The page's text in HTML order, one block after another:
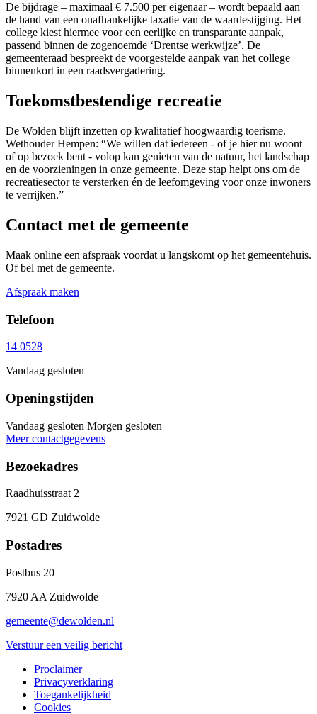
De bijdrage – maximaal € 7.500 per eigenaar – wordt bepaald aan
de hand van een onafhankelijke taxatie van de waardestijging. Het
college kiest hiermee voor een eerlijke en transparante aanpak,
passend binnen de zogenoemde ‘Drentse werkwijze’. De
gemeenteraad bespreekt de voorgestelde aanpak van het college
binnenkort in een raadsvergadering.
Toekomstbestendige recreatie
De Wolden blijft inzetten op kwalitatief hoogwaardig toerisme.
Wethouder Hempen: “We willen dat iedereen - of je hier nu woont
of op bezoek bent - volop kan genieten van de natuur, het landschap
en de voorzieningen in onze gemeente. Deze stap helpt ons om de
recreatiesector te versterken én de leefomgeving voor onze inwoners
te verrijken.”
Contact met de gemeente
Maak online een afspraak voordat u langskomt op het gemeentehuis.
Of bel met de gemeente.
Afspraak maken
Telefoon
14 0528
Vandaag gesloten
Openingstijden
Vandaag gesloten Morgen gesloten
Meer contactgegevens
Bezoekadres
Raadhuisstraat 2
7921 GD Zuidwolde
Postadres
Postbus 20
7920 AA Zuidwolde
gemeente@dewolden.nl
Verstuur een veilig bericht
Proclaimer
Privacyverklaring
Toegankelijkheid
Cookies